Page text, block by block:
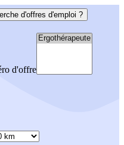
d'offres d'emploi ?
d'offre